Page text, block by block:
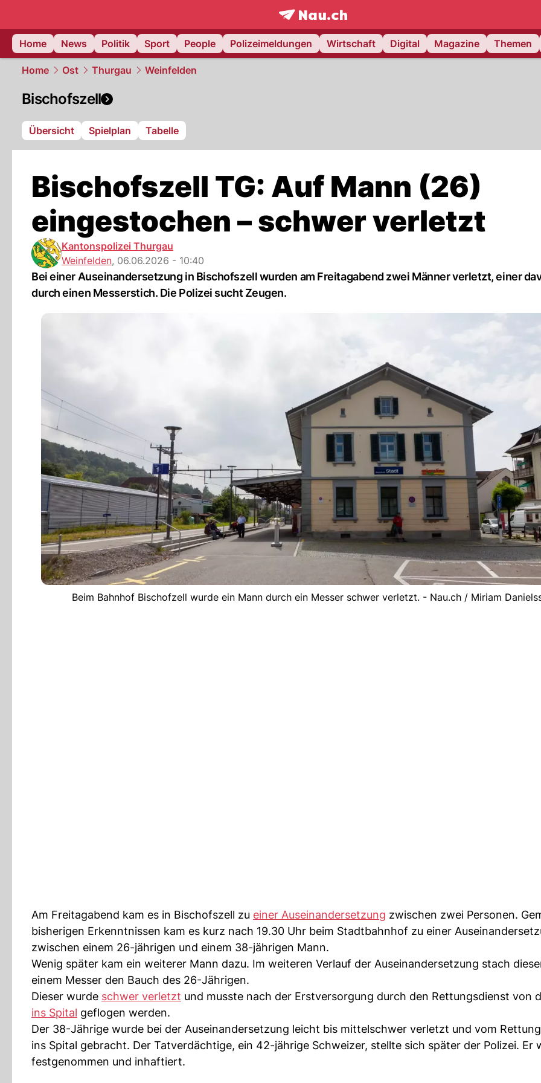
frontpage.NAU.ch
Home
News Politik Sport People Polizeimeldungen Wirtschaft Digital Magazine Themen
Home Ost Thurgau Weinfelden
Bischofszell
Übersicht Spielplan Tabelle
Bischofszell TG: Auf Mann (26)
eingestochen – schwer verletzt
Kantonspolizei Thurgau
Weinfelden, 06.06.2026 - 10:40
Bei einer Auseinandersetzung in Bischofszell wurden am Freitagabend zwei Männer verletzt, einer
durch einen Messerstich. Die Polizei sucht Zeugen.
Beim Bahnhof Bischofzell wurde ein Mann durch ein Messer schwer verletzt. - Nau.ch / Miriam
Am Freitagabend kam es in Bischofszell zu einer Auseinandersetzung zwischen zwei Personen.
bisherigen Erkenntnissen kam es kurz nach 19.30 Uhr beim Stadtbahnhof zu einer
zwischen einem 26-jährigen und einem 38-jährigen Mann.
Wenig später kam ein weiterer Mann dazu. Im weiteren Verlauf der Auseinandersetzung stach
einem Messer den Bauch des 26-Jährigen.
Dieser wurde schwer verletzt und musste nach der Erstversorgung durch den Rettungsdienst von
ins Spital geflogen werden.
Der 38-Jährige wurde bei der Auseinandersetzung leicht bis mittelschwer verletzt und vom
ins Spital gebracht. Der Tatverdächtige, ein 42-jährige Schweizer, stellte sich später der Polizei. Er
festgenommen und inhaftiert.